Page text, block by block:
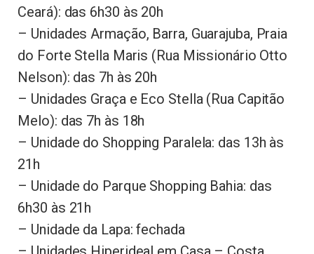
Ceará): das 6h30 às 20h
– Unidades Armação, Barra, Guarajuba, Praia
do Forte Stella Maris (Rua Missionário Otto
Nelson): das 7h às 20h
– Unidades Graça e Eco Stella (Rua Capitão
Melo): das 7h às 18h
– Unidade do Shopping Paralela: das 13h às
21h
– Unidade do Parque Shopping Bahia: das
6h30 às 21h
– Unidade da Lapa: fechada